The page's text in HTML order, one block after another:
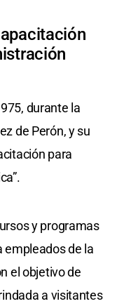
durante la
de Perón, y su
para
y programas
empleados de la
el objetivo de
a visitantes